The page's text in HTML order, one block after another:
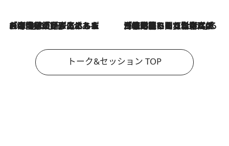
2026.8.3
「今後値上げがあるとすれば…」「リスクがあるのは今年の冬」エネルギー専門家が語る、ホルムズ海峡封鎖が家庭にもたらす“ある心配” 2026.8.3
「住宅建てられない…」「サーチャージ料の高値が続いている」ホルムズ海峡封鎖による影響はいつまで続く？《エネルギー専門家に聞く“どうなる日本の暮らし”》
トーク&セッション TOP